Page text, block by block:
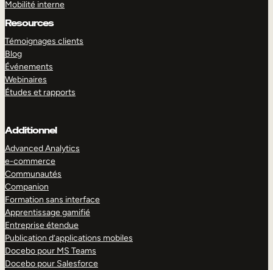
Mobilité interne
Resources
Témoignages clients
Blog
Événements
Webinaires
Études et rapports
Additionnel
Advanced Analytics
e-commerce
Communautés
Companion
Formation sans interface
Apprentissage gamifié
Entreprise étendue
Publication d’applications mobiles
Docebo pour MS Teams
Docebo pour Salesforce